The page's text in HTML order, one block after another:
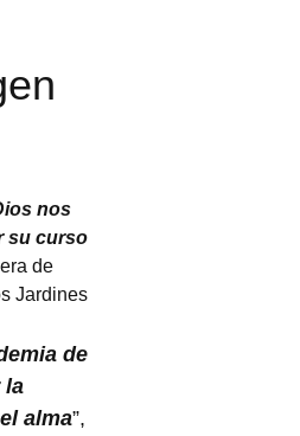
nos
su curso
de
Jardines
de
la
alma”,